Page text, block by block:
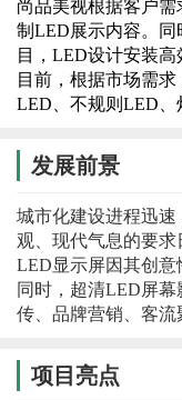
尚品美视根据客户需
制LED展示内容。
目，LED设计安装高
目前，根据市场需
LED、不规则LED、
发展前景
城市化建设进程迅
观、现代气息的要求
LED显示屏因其创意
同时，超清LED屏
传、品牌营销、客流
项目亮点